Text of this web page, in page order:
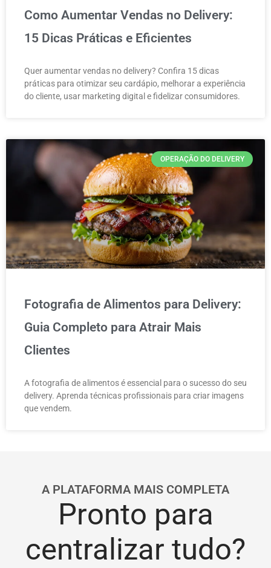
Como Aumentar Vendas no Delivery:
15 Dicas Práticas e Eficientes
Quer aumentar vendas no delivery? Confira 15 dicas
práticas para otimizar seu cardápio, melhorar a experiência
do cliente, usar marketing digital e fidelizar consumidores.
OPERAÇÃO DO DELIVERY
Fotografia de Alimentos para Delivery:
Guia Completo para Atrair Mais
Clientes
A fotografia de alimentos é essencial para o sucesso do seu
delivery. Aprenda técnicas profissionais para criar imagens
que vendem.
A PLATAFORMA MAIS COMPLETA
Pronto para
centralizar tudo?